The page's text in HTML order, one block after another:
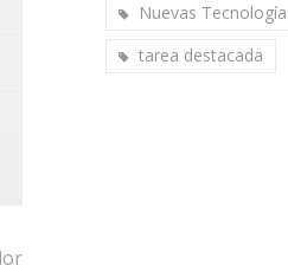
Nuevas
tarea destacada